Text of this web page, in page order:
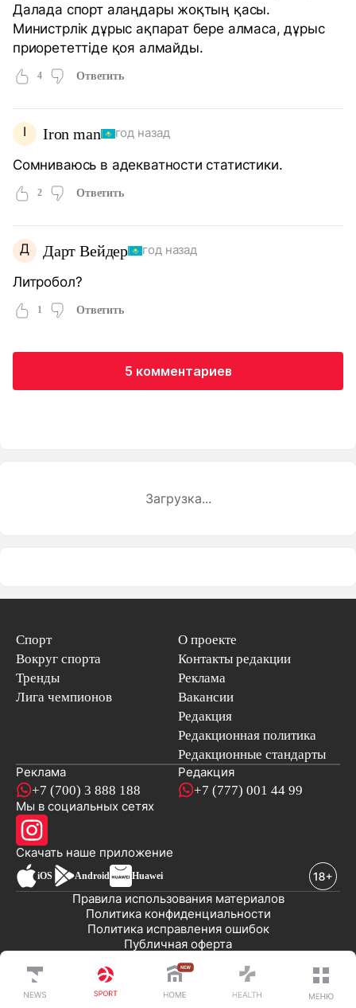
Далада спорт алаңдары жоқтың қасы.
Министрлік дұрыс ақпарат бере алмаса, дұрыс
приорететтіде қоя алмайды.
4 Ответить
I Iron man год назад
Сомниваюсь в адекватности статистики.
2 Ответить
Д Дарт Вейдер год назад
Литробол?
1 Ответить
5 комментариев
Загрузка...
Спорт
Вокруг спорта
Тренды
Лига чемпионов
О проекте
Контакты редакции
Реклама
Вакансии
Редакция
Редакционная политика
Редакционные стандарты
Реклама
+7 (700) 3 888 188
Редакция
+7 (777) 001 44 99
Мы в социальных сетях
Скачать наше приложениеновостей
iOS Android Huawei
Публичная оферта
Политика исправления ошибок
Политика конфиденциальности
Правила использования материалов
© 2008-2026 ТОО «EML»